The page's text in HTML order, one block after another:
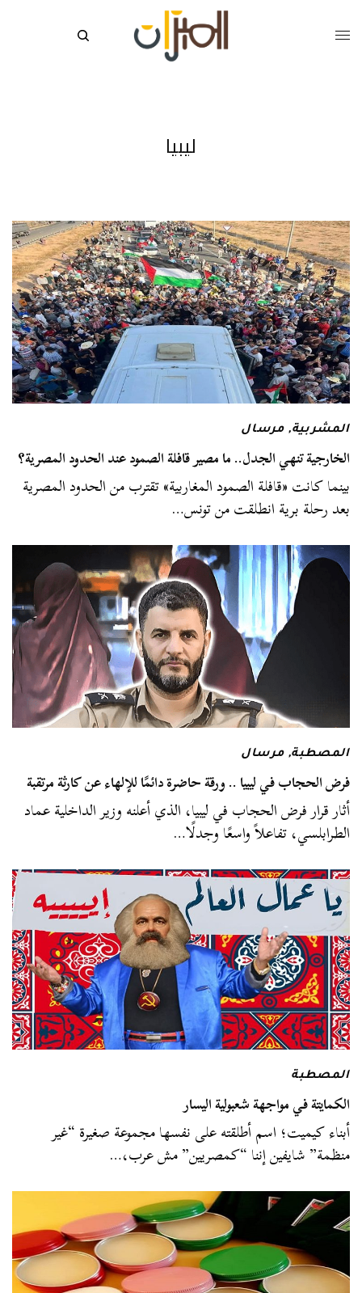
ليبيا
المشربية,مرسال
الخارجية تنهي الجدل.. ما مصير قافلة الصمود عند الحدود المصرية؟
بينما كانت «قافلة الصمود المغاربية» تقترب من الحدود المصرية
بعد رحلة برية انطلقت من تونس…
المصطبة,مرسال
فرض الحجاب في ليبيا .. ورقة حاضرة دائمًا للإلهاء عن كارثة مرتقبة
أثار قرار فرض الحجاب في ليبيا، الذي أعلنه وزير الداخلية عماد
الطرابلسي، تفاعلاً واسعًا وجدلًا…
المصطبة
الكمايتة في مواجهة شعبولية اليسار
أبناء كيميت؛ اسم أطلقته على نفسها مجموعة صغيرة “غير
منظمة” شايفين إننا “كمصريين” مش عرب،…